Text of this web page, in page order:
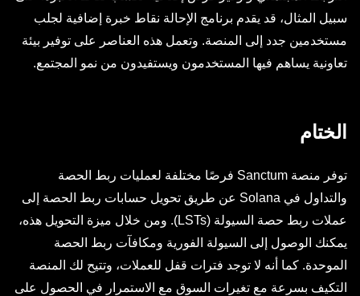
سبيل المثال، قد يقدم برنامج الإحالة نقاط خبرة إضافية لجلب
مستخدمين جدد إلى المنصة. وتعمل هذه العناصر على توفير بيئة
تعاونية يساهم فيها المستخدمون ويستفيدون من نمو المجتمع.
الختام
توفر منصة Sanctum فرصًا مختلفة لعمليات ربط الحصة
والتداول في Solana عن طريق تحويل حسابات ربط الحصة إلى
عملات ربط حصة السيولة (LSTs). ومن خلال ميزة التحويل هذه،
يمكنك الوصول إلى السيولة الفورية ومكافآت ربط الحصة
الموحدة. كما أنه لا توجد فترات قفل للعملات، وتتيح لك المنصة
التكيف بسرعة مع تغيرات السوق مع الاستمرار في الحصول على